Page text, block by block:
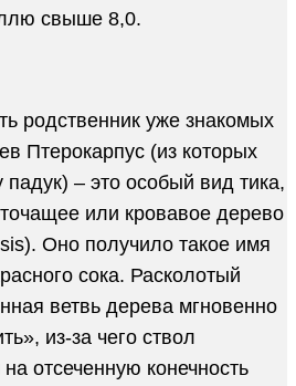
свыше 8,0.
родственник уже знакомых
Птерокарпус (из которых
– это особый вид тика,
или кровавое дерево
Оно получило такое имя
сока. Расколотый
ветвь дерева мгновенно
из-за чего ствол
отсеченную конечность